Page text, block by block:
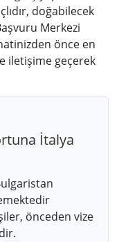
doğabilecek
Merkezi
önce en
iletişime geçerek
İtalya
önceden vize